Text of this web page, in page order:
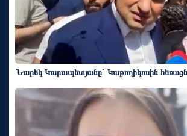
Նարեկ Կարապետյանը` Կաթողիկոսին